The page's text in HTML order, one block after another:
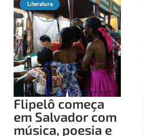
Literatura
Flipelô começa
em Salvador com
música, poesia e